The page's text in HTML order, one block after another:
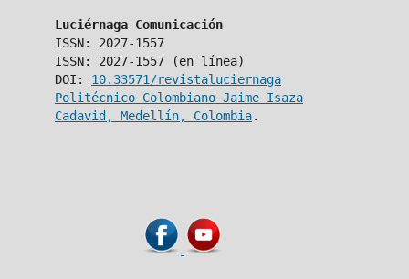
Luciérnaga Comunicación
ISSN: 2027-1557
ISSN: 2027-1557 (en línea)
DOI: 10.33571/revistaluciernaga
Politécnico Colombiano Jaime Isaza
Cadavid, Medellín, Colombia.